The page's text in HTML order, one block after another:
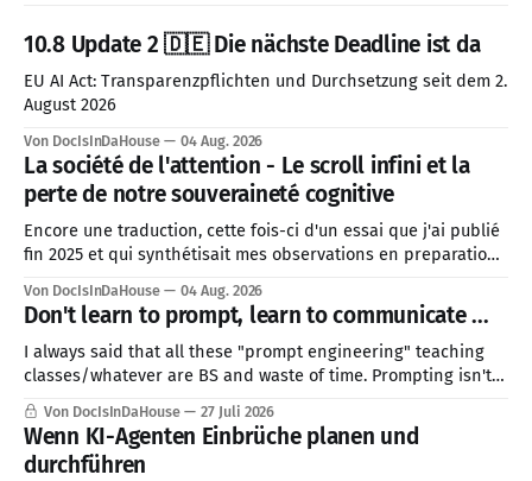
10.8 Update 2 🇩🇪 Die nächste Deadline ist da
EU AI Act: Transparenzpflichten und Durchsetzung seit dem 2.
August 2026
Von DocIsInDaHouse 04 Aug. 2026
La société de l'attention - Le scroll infini et la
perte de notre souveraineté cognitive
Encore une traduction, cette fois-ci d'un essai que j'ai publié
fin 2025 et qui synthétisait mes observations en preparation
contexte géopolitique mondial actuel est directement lié à
cette problématique de la société de
Von DocIsInDaHouse 04 Aug. 2026
Don't learn to prompt, learn to communicate ...
I always said that all these "prompt engineering" teaching
classes/whatever are BS and waste of time. Prompting isn't a
skill, good communication is ...
Von DocIsInDaHouse 27 Juli 2026
Wenn KI-Agenten Einbrüche planen und
durchführen